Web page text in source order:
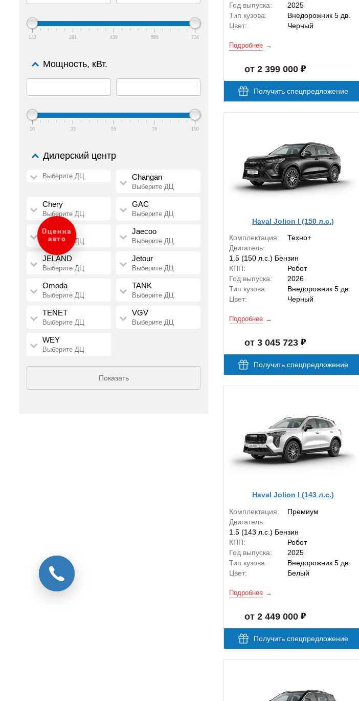
Дилерский центр
Выберите ДЦ Changan
Выберите ДЦ
Chery
Выберите ДЦ
GAC
Выберите ДЦ
HAVAL
Выберите ДЦ
Jaecoo
Выберите ДЦ
JELAND
Выберите ДЦ
Jetour
Выберите ДЦ
Omoda
Выберите ДЦ
TANK
Выберите ДЦ
TENET
Выберите ДЦ
VGV
Выберите ДЦ
WEY
Выберите ДЦ
143 291 439 586 734
Мощность, кВт.
10 33 55 78 100
Показать
Год выпуска:
2025
Тип кузова:
Внедорожник 5 дв.
Цвет:
Черный
Подробнее
от 2 399 000
Получить спецпредложение
Haval Jolion I (150 л.с.)
Комплектация:
Техно+
Двигатель:
1.5 (150 л.с.) Бензин
КПП:
Робот
Год выпуска:
2026
Тип кузова:
Внедорожник 5 дв.
Цвет:
Черный
Подробнее
от 3 045 723
Получить спецпредложение
Haval Jolion I (143 л.с.)
Комплектация:
Премиум
Двигатель:
1.5 (143 л.с.) Бензин
КПП:
Робот
Год выпуска:
2025
Тип кузова:
Внедорожник 5 дв.
Цвет:
Белый
Подробнее
от 2 449 000
Получить спецпредложение
Оценка
авто